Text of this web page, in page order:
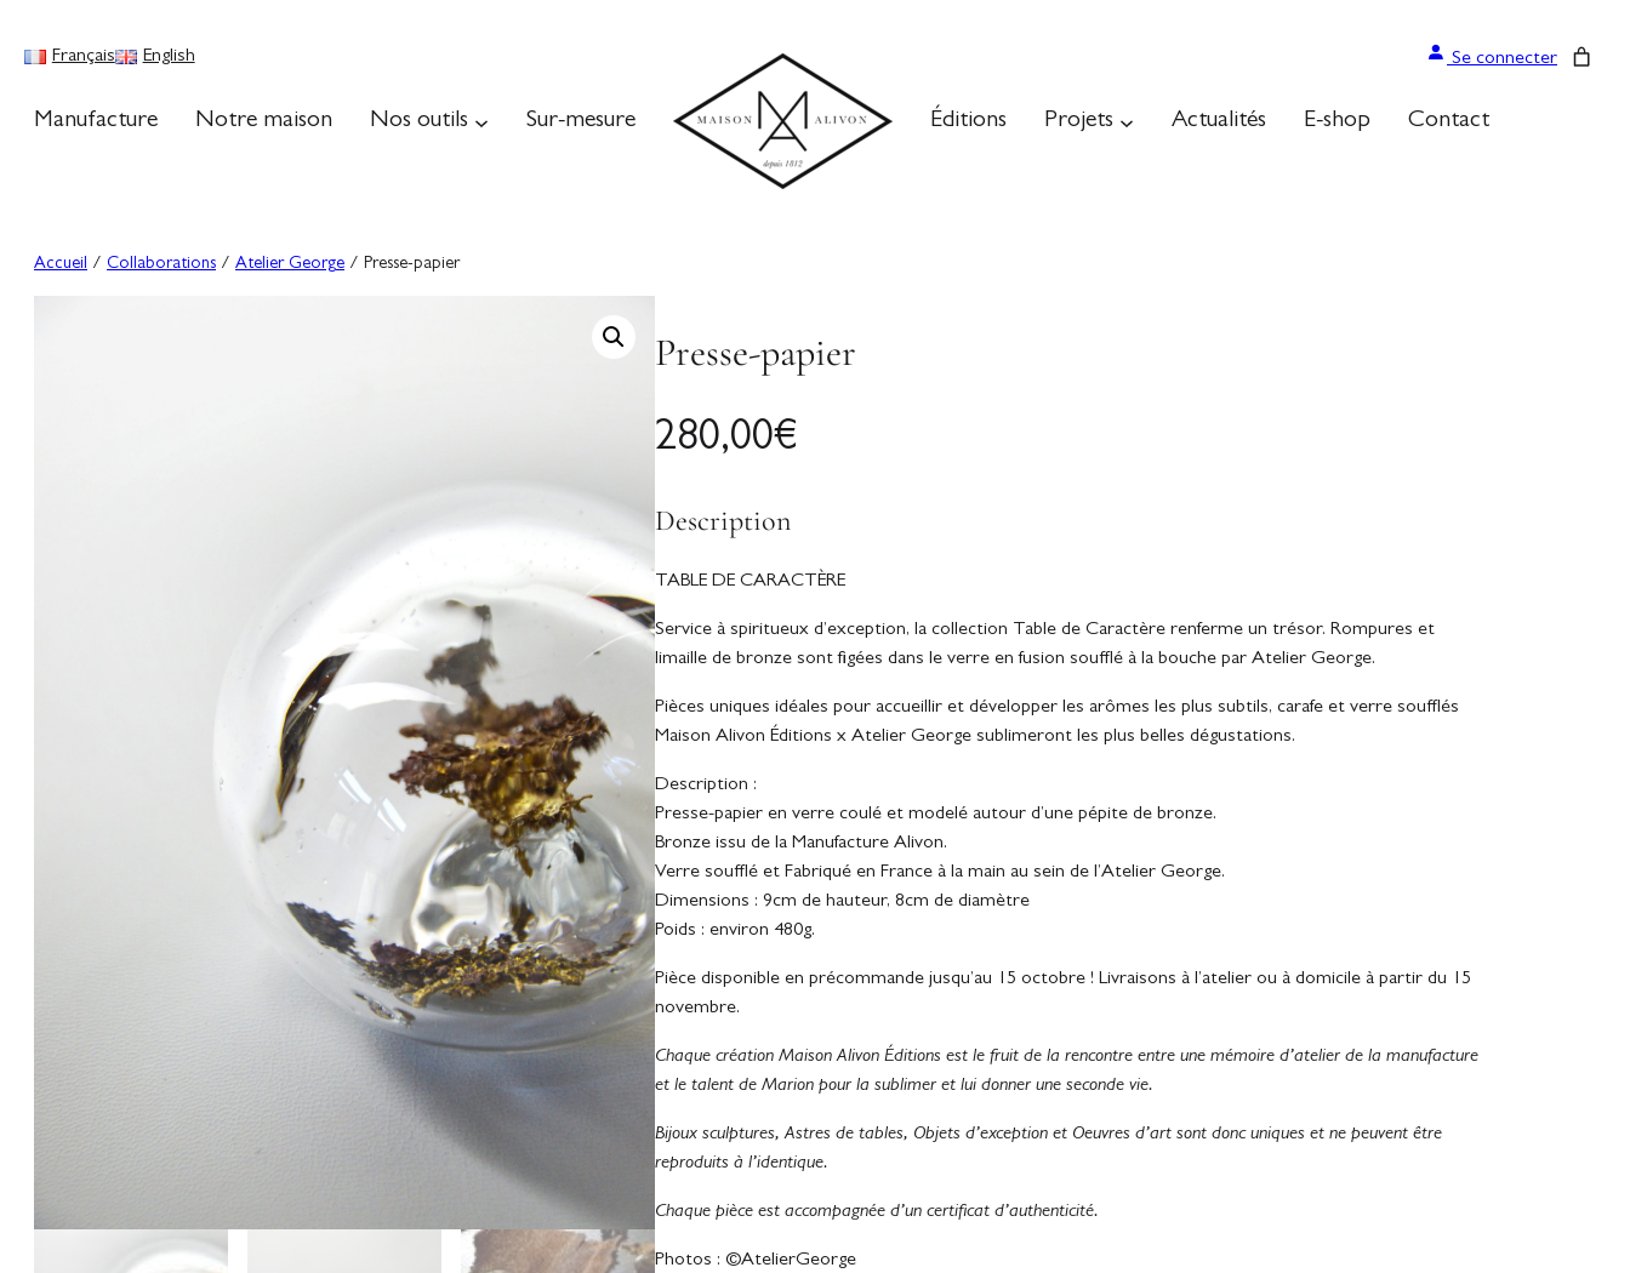
au
Français English Se connecter
Manufacture Notre maison Nos outils Sur-mesure Éditions Projets Actualités E-shop Contact
Accueil / Collaborations / Atelier George / Presse-papier
Presse-papier
280,00€
Description
TABLE DE CARACTÈRE
Service à spiritueux d’exception, la collection Table de Caractère renferme un trésor. Rompures et
limaille de bronze sont figées dans le verre en fusion soufflé à la bouche par Atelier George.
Pièces uniques idéales pour accueillir et développer les arômes les plus subtils, carafe et verre soufflés
Maison Alivon Éditions x Atelier George sublimeront les plus belles dégustations.
Description :
Presse-papier en verre coulé et modelé autour d’une pépite de bronze.
Bronze issu de la Manufacture Alivon.
Verre soufflé et Fabriqué en France à la main au sein de l’Atelier George.
Dimensions : 9cm de hauteur, 8cm de diamètre
Poids : environ 480g.
Pièce disponible en précommande jusqu’au 15 octobre ! Livraisons à l’atelier ou à domicile à partir du 15
novembre.
Chaque création Maison Alivon Éditions est le fruit de la rencontre entre une mémoire d’atelier de la manufacture
et le talent de Marion pour la sublimer et lui donner une seconde vie.
Bijoux sculptures, Astres de tables, Objets d’exception et Oeuvres d’art sont donc uniques et ne peuvent être
reproduits à l’identique.
Chaque pièce est accompagnée d’un certificat d’authenticité.
Photos : ©AtelierGeorge